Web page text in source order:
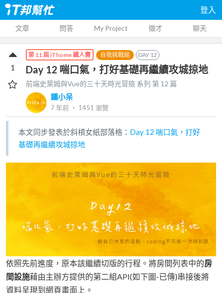
登入
文章 問答 My Project 徵才 聊天
第 11 屆 iThome 鐵人賽 自我挑戰組 DAY 12
Day 12 喘口氣，打好基礎再繼續攻城掠地
前端史萊姆與Vue的三十天時光冒險 系列 第 12 篇
鍾小呆
7 年前 ‧ 1451 瀏覽
1
本文同步發表於斜槓女紙部落格： Day 12 喘口氣，打好
基礎再繼續攻城掠地
依照先前進度，原本該繼續切版的行程。將房間列表中的房
間設施藉由主辦方提供的第二組API(如下圖-已傳)串接後將
資料呈現到網頁畫面上。